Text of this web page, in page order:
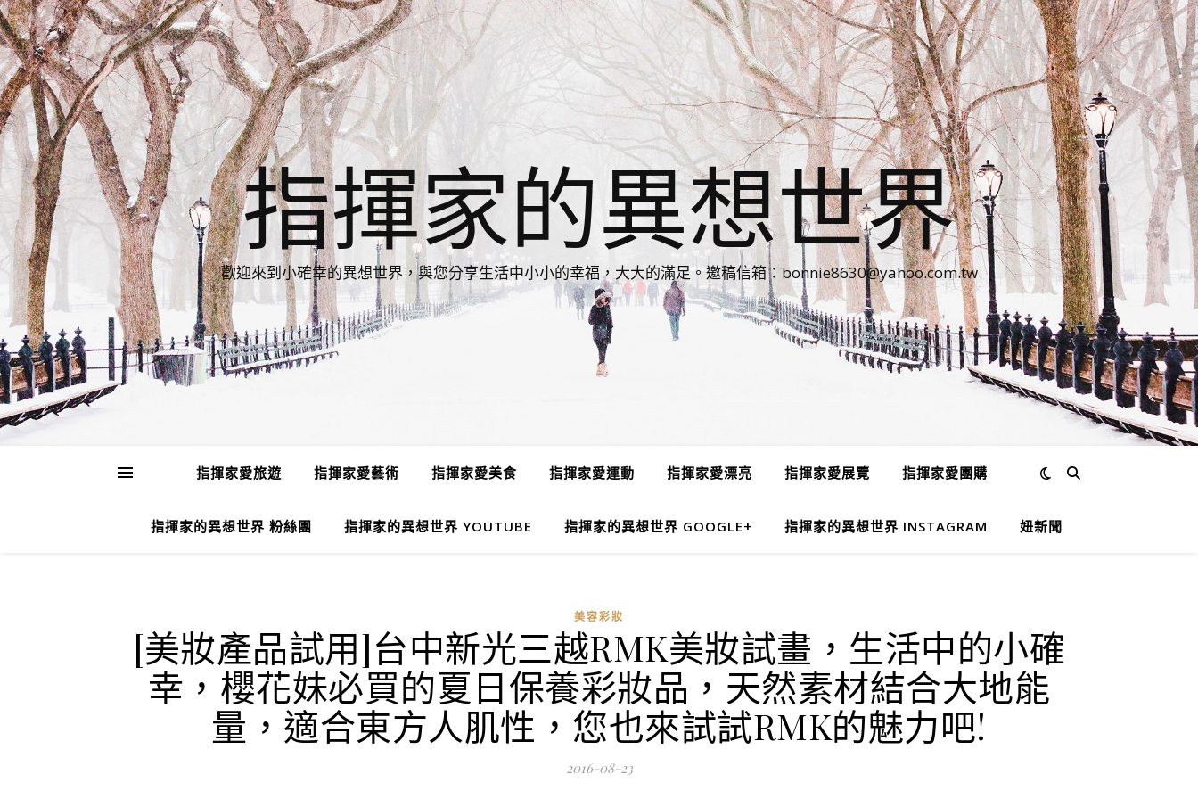
指揮家的異想世界
歡迎來到小確幸的異想世界，與您分享生活中小小的幸福，大大的滿足。邀稿信箱：bonnie8630@yahoo.com.tw
指揮家愛旅遊 指揮家愛藝術 指揮家愛美食 指揮家愛運動 指揮家愛漂亮 指揮家愛展覽 指揮家愛團購
指揮家的異想世界 粉絲團 指揮家的異想世界 YOUTUBE 指揮家的異想世界 GOOGLE+ 指揮家的異想世界 INSTAGRAM 妞新聞
美容彩妝
[美妝產品試用]台中新光三越RMK美妝試畫，生活中的小確
幸，櫻花妹必買的夏日保養彩妝品，天然素材結合大地能
量，適合東方人肌性，您也來試試RMK的魅力吧!
2016-08-23